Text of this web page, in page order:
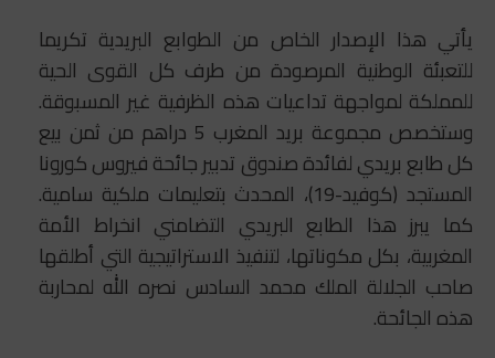
يأتي هذا الإصدار الخاص من الطوابع البريدية تكريما
للتعبئة الوطنية المرصودة من طرف كل القوى الحية
للمملكة لمواجهة تداعيات هذه الظرفية غير المسبوقة.
وستخصص مجموعة بريد المغرب 5 دراهم من ثمن بيع
كل طابع بريدي لفائدة صندوق تدبير جائحة فيروس كورونا
المستجد (كوفيد-19)، المحدث بتعليمات ملكية سامية.
كما يبرز هذا الطابع البريدي التضامني انخراط الأمة
المغربية، بكل مكوناتها، لتنفيذ الاستراتيجية التي أطلقها
صاحب الجلالة الملك محمد السادس نصره الله لمحاربة
هذه الجائحة.